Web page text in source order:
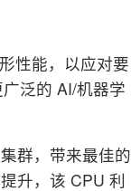
性能，以应对要
泛的 AI/机器学
群，带来最佳的
升，该 CPU 利